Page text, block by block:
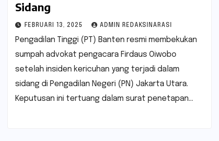
Sidang
FEBRUARI 13, 2025 ADMIN REDAKSINARASI
Pengadilan Tinggi (PT) Banten resmi membekukan
sumpah advokat pengacara Firdaus Oiwobo
setelah insiden kericuhan yang terjadi dalam
sidang di Pengadilan Negeri (PN) Jakarta Utara.
Keputusan ini tertuang dalam surat penetapan…